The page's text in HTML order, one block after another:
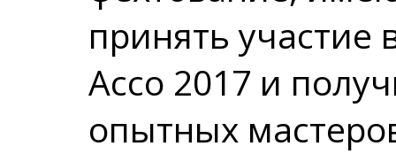
принять участие
Ассо 2017 и
опытных